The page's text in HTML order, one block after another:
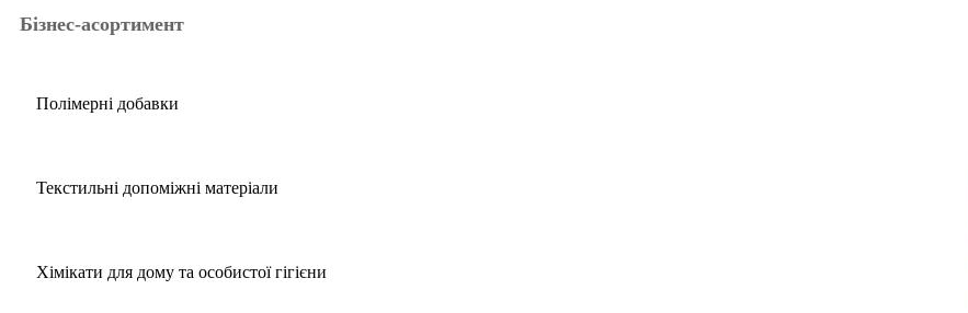
Бізнес-асортимент
Полімерні добавки
Текстильні допоміжні матеріали
Хімікати для дому та особистої гігієни